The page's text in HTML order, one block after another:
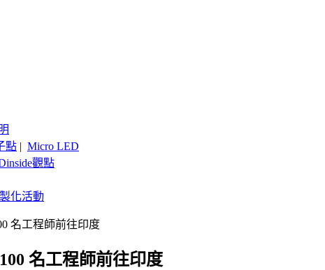
點 | Micro LED
觀點
化活動
名工程師前往印度
名工程師前往印度